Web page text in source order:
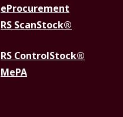
eProcurement
RS ScanStock®
RS ControlStock®
MePA